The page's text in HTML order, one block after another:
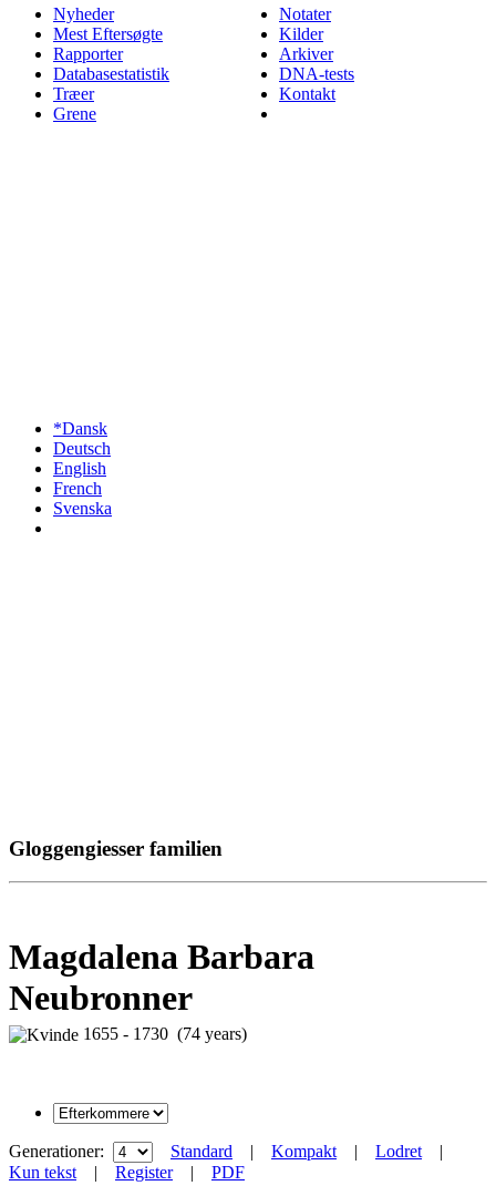
Nyheder
Mest Eftersøgte
Rapporter
Databasestatistik
Træer
Grene
Notater
Kilder
Arkiver
DNA-tests
Kontakt
*Dansk
Deutsch
English
French
Svenska
Gloggengiesser familien
Magdalena Barbara
Neubronner
1655 - 1730 (74 years)
Generationer: Standard | Kompakt | Lodret |
Kun tekst | Register| PDF